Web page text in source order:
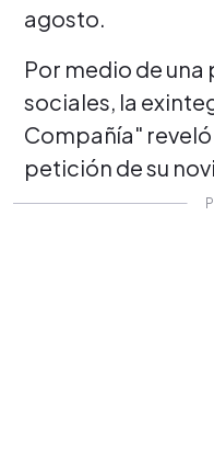
agosto.
Por medio de
sociales, la
Compañía" reveló
petición de su